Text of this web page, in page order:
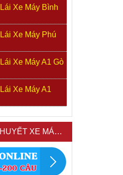
Xe Máy Bình
Xe Máy Phú
Xe Máy A1 Gò
Xe Máy A1
BỘ ĐỀ THI LÝ THUYẾT XE MÁY A1